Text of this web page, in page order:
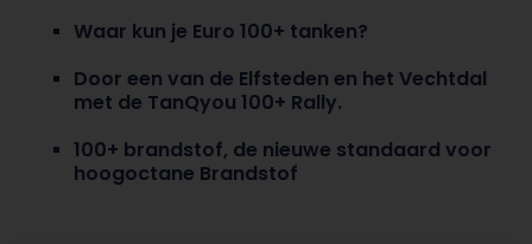
Waar kun je Euro 100+ tanken?
Door een van de Elfsteden en het Vechtdal
met de TanQyou 100+ Rally.
100+ brandstof, de nieuwe standaard voor
hoogoctane Brandstof